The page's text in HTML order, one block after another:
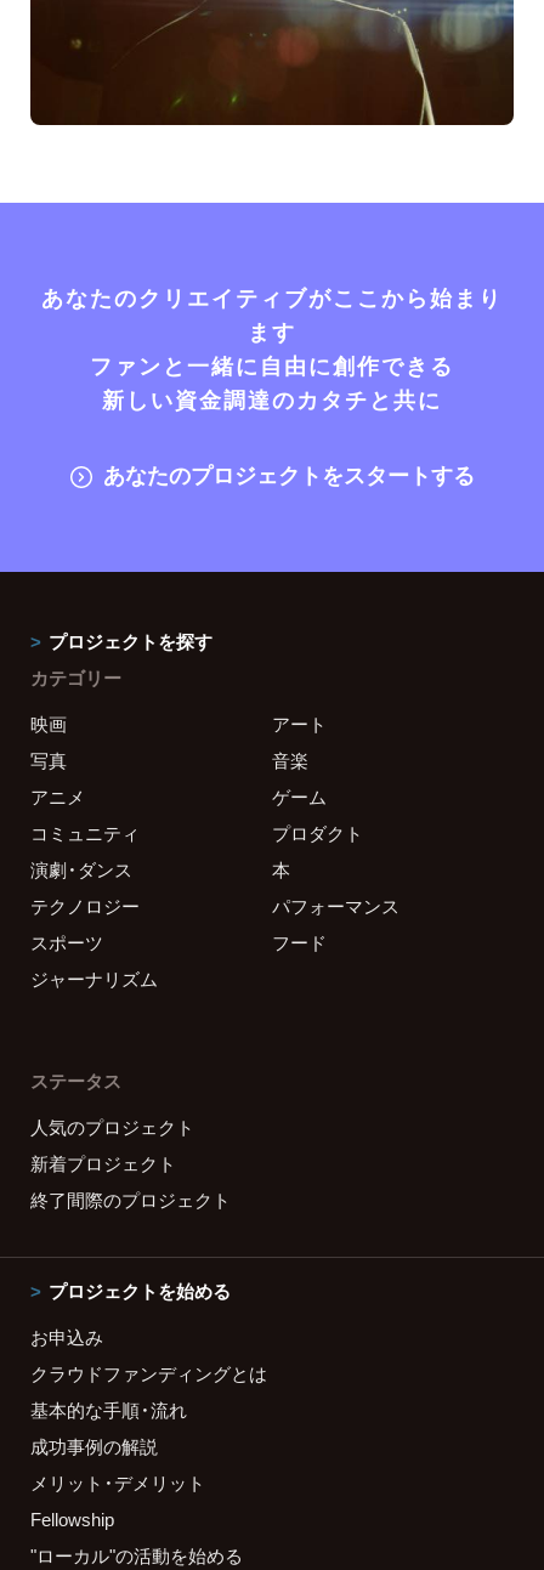
あなたのクリエイティブがここから始まり
ます
ファンと一緒に自由に創作できる
新しい資金調達のカタチと共に
あなたのプロジェクトをスタートする
プロジェクトを探す
カテゴリー
映画
アート
写真
音楽
アニメ
ゲーム
コミュニティ
プロダクト
演劇・ダンス
本
テクノロジー
パフォーマンス
スポーツ
フード
ジャーナリズム
ステータス
人気のプロジェクト
新着プロジェクト
終了間際のプロジェクト
プロジェクトを始める
お申込み
クラウドファンディングとは
基本的な手順・流れ
成功事例の解説
メリット・デメリット
Fellowship
"ローカル"の活動を始める